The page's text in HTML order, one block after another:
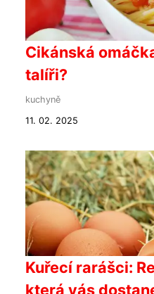
Cikánská
talíři?
kuchyně
11. 02. 2025
Kuřecí rarášci:
která vás